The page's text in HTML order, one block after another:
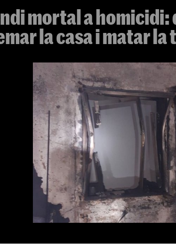
mortal a homicidi:
la casa i matar la